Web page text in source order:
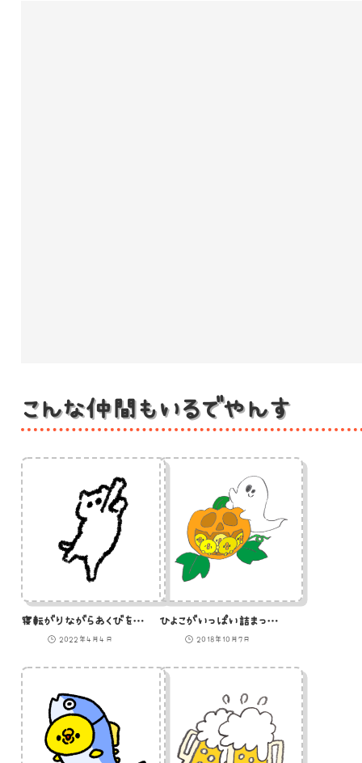
こんな仲間もいるでやんす
寝転がりながらあくびをする白猫のイラスト
2022年4月4日
ひよこがいっぱい詰まったかぼちゃを運ぶおばけのイラスト
2018年10月7日